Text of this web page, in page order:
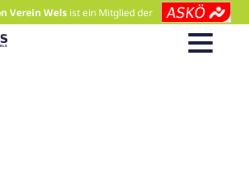
Verein Wels ist ein Mitglied der